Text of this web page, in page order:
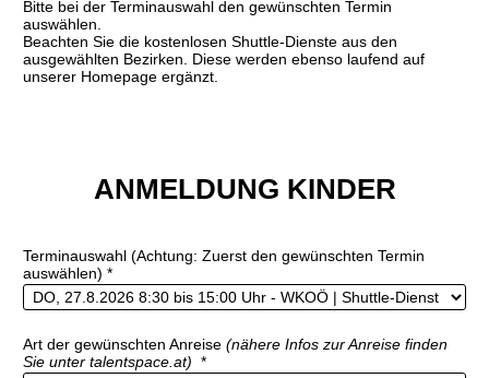
Bitte bei der Terminauswahl den gewünschten Termin
auswählen.
Beachten Sie die kostenlosen Shuttle-Dienste aus den
ausgewählten Bezirken. Diese werden ebenso laufend auf
unserer Homepage ergänzt.
ANMELDUNG KINDER
Terminauswahl (Achtung: Zuerst den gewünschten Termin
auswählen) *
Art der gewünschten Anreise (nähere Infos zur Anreise finden
Sie unter talentspace.at) *